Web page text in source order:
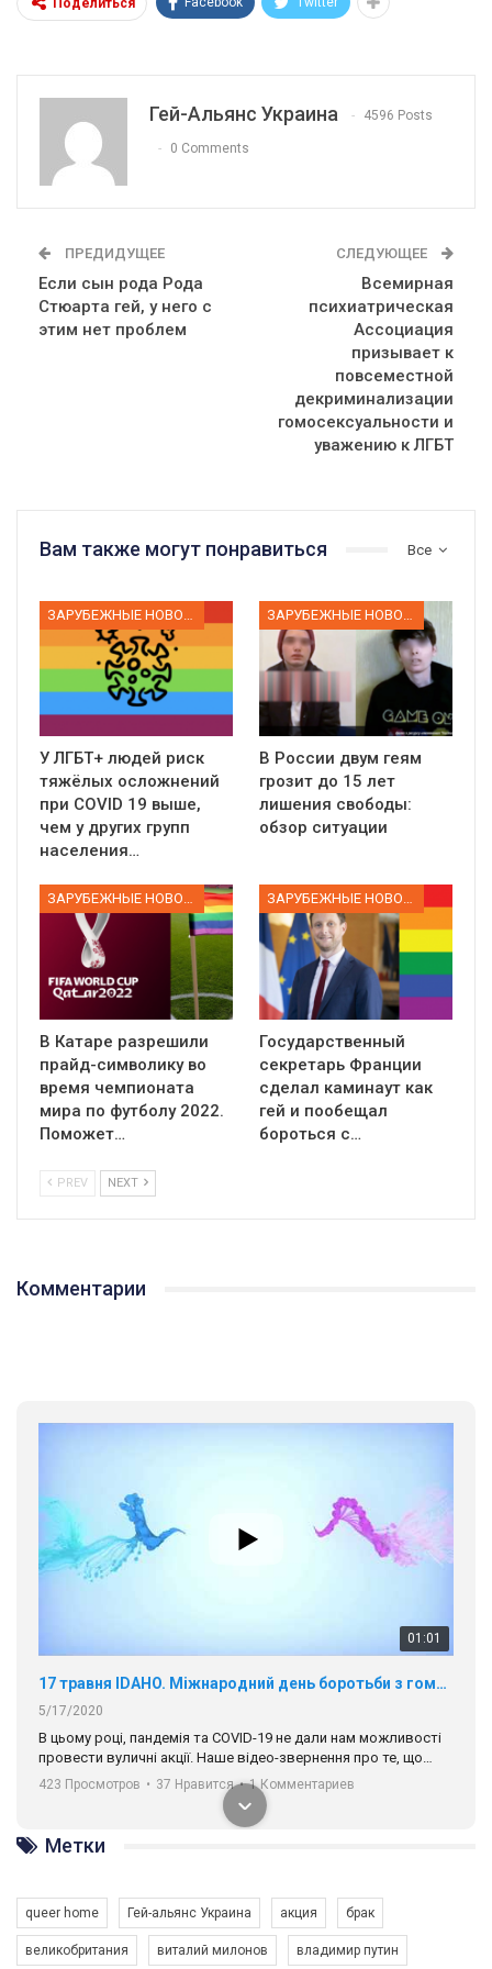
Поделиться
Гей-Альянс Украина 4596 Posts
0 Comments
ПРЕДИДУЩЕЕ
Если сын рода Рода
Стюарта гей, у него с
этим нет проблем
СЛЕДУЮЩЕЕ
Всемирная
психиатрическая
Ассоциация
призывает к
повсеместной
декриминализации
гомосексуальности и
уважению к ЛГБТ
Все
Вам также могут понравиться
У ЛГБТ+ людей риск
тяжёлых осложнений
при COVID 19 выше,
чем у других групп
населения…
В России двум геям
грозит до 15 лет
лишения свободы:
обзор ситуации
В Катаре разрешили
прайд-символику во
время чемпионата
мира по футболу 2022.
Поможет…
Государственный
секретарь Франции
сделал каминаут как
гей и пообещал
бороться с…
PREV NEXT
Комментарии
01:01
17 травня IDAHO. Міжнародний день боротьби з гомофобією трансфобією і біфобія.
5/17/2020
В цьому році, пандемія та COVІD-19 не дали нам можливості
провести вуличні акції. Наше відео-звернення про те, що
навіть коли ми у різних містах та не можемо зустрінеться, ми
разом. Ми закликаємо всіх хто поділяє цінності рівності та
солідарності, приєднатися до нас. Регіональні підрозділи
ГАУ є в 16 областях України.
Разом наш голос лунає гучніше!
423 Просмотров • 37 Нравится • 1 Комментариев
Метки
queer home Гей-альянс Украина акция брак
великобритания виталий милонов владимир путин